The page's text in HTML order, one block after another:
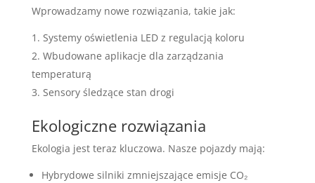
Wprowadzamy nowe rozwiązania, takie jak:
Systemy oświetlenia LED z regulacją koloru
Wbudowane aplikacje dla zarządzania
temperaturą
Sensory śledzące stan drogi
Ekologiczne rozwiązania
Ekologia jest teraz kluczowa. Nasze pojazdy mają:
Hybrydowe silniki zmniejszające emisje CO₂